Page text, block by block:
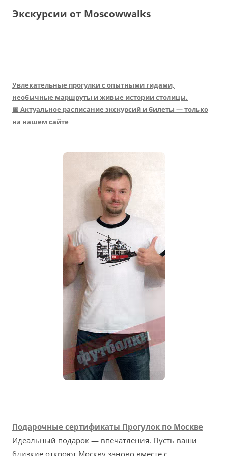
Экскурсии от Moscowwalks
Увлекательные прогулки с опытными гидами,
необычные маршруты и живые истории столицы.
📅 Актуальное расписание экскурсий и билеты — только
на нашем сайте
Подарочные сертификаты Прогулок по Москве
Идеальный подарок — впечатления. Пусть ваши
близкие откроют Москву заново вместе с